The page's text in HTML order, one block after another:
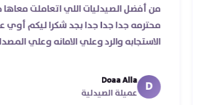
ده غير
من أفضل الصيدليات
محترمه جدا جدا جدا بجد
الاستجابه والرد وعلي
D